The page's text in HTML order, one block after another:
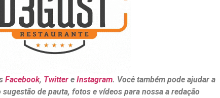
Facebook, Twittere Instagram. Você também pode ajudar a
de pauta, fotos e vídeos para nossa a redação